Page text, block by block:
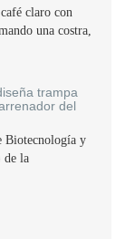
claro con
una costra,
trampa
del
Biotecnología y
de la